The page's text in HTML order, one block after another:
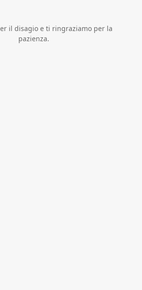
il disagio e ti ringraziamo per la
pazienza.